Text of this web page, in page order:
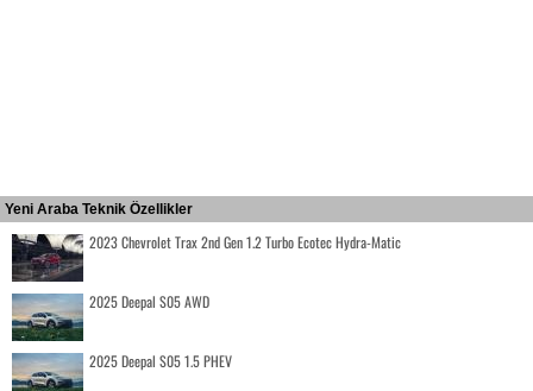
Yeni Araba Teknik Özellikler
2023 Chevrolet Trax 2nd Gen 1.2 Turbo Ecotec Hydra-Matic
2025 Deepal S05 AWD
2025 Deepal S05 1.5 PHEV